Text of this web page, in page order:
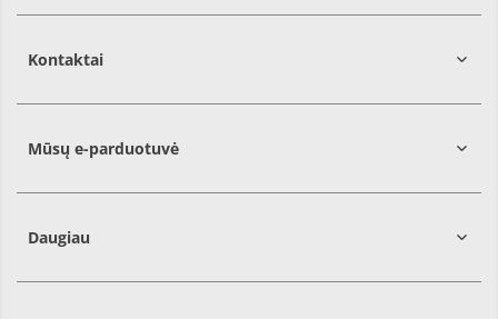
Kontaktai
Mūsų e-parduotuvė
Daugiau